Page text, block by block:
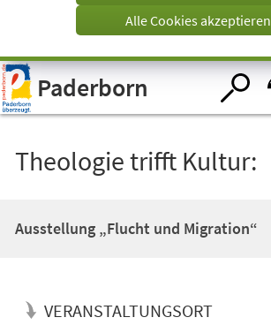
Visuelle
Assistenzsoftware
öffnen.
Alle Cookies akzeptieren
Paderborn
Theologie trifft Kultur:
Ausstellung „Flucht und Migration“
VERANSTALTUNGSORT